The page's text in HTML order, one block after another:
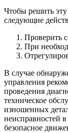
Чтобы решить
следующие
Проверить
При
В случае
управления
проведения
техническое
изношенных
неисправностей
безопасное